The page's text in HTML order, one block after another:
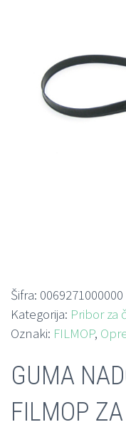
Šifra: 0069271000000
Kategorija: Pribor za
Oznaki: FILMOP,
GUMA
FILMOP